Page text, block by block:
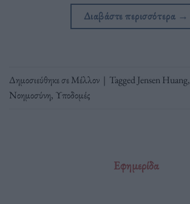
Διαβάστε περισσότερα →
Δημοσιεύθηκε σεΜέλλον | TaggedJensen Huang,
Νοημοσύνη, Υποδομές
Εφημερίδα